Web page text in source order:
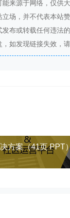
来源于网络，仅供
场，并不代表本站
布或转载任何违法
如发现链接失效，
方案（41页 PPT